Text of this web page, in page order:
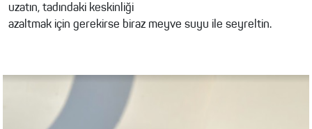
uzatın, tadındaki keskinliği
azaltmak için gerekirse biraz meyve suyu ile seyreltin.